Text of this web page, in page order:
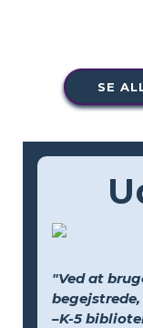
SE
"Ved at
–K-5